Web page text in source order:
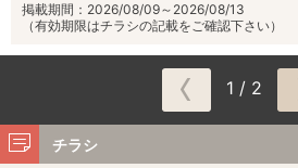
掲載期間：2026/08/09～2026/08/13
（有効期限はチラシの記載をご確認下さい）
1 / 2
チラシ